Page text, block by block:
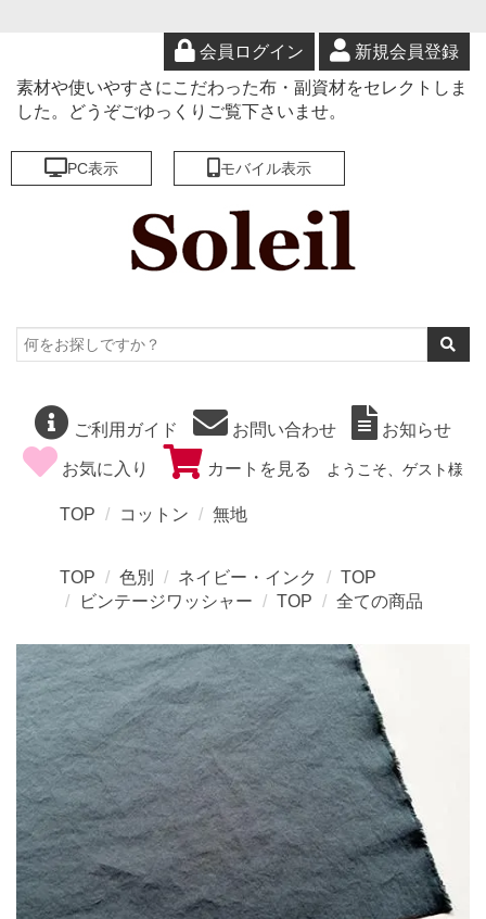
会員ログイン
新規会員登録
素材や使いやすさにこだわった布・副資材をセレクトしま
した。どうぞごゆっくりご覧下さいませ。
PC表示 モバイル表示
ご利用ガイド お問い合わせ お知らせ
お気に入り カートを見る ようこそ、ゲスト様
TOP コットン 無地
TOP 色別 ネイビー・インク
TOP
ビンテージワッシャー
TOP 全ての商品